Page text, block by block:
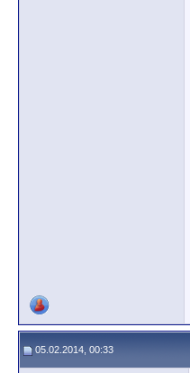
05.02.2014, 00:33